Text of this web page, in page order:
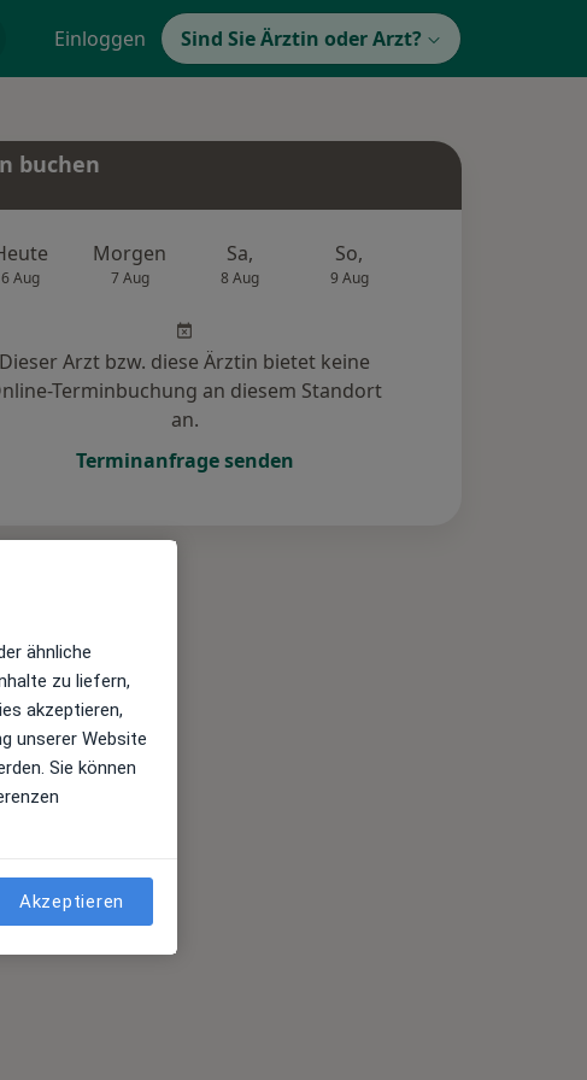
Einloggen Sind Sie Ärztin oder Arzt?
buchen
6 Aug
Morgen
7 Aug
Sa,
8 Aug
So,
9 Aug
Dieser Arzt bzw. diese Ärztin bietet keine
Terminbuchung an diesem Standort
an.
Terminanfrage senden
ähnliche
zu liefern,
akzeptieren,
unserer Website
Sie können
Akzeptieren